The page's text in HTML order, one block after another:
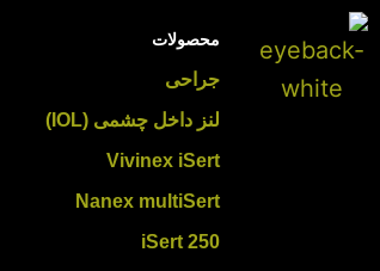
محصولات
جراحی
لنز داخل چشمی (IOL)
Vivinex iSert
Nanex multiSert
iSert 250